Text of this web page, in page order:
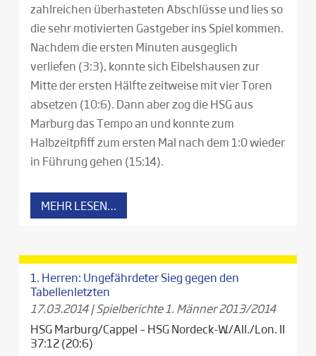
zahlreichen überhasteten Abschlüsse und lies so
die sehr motivierten Gastgeber ins Spiel kommen.
Nachdem die ersten Minuten ausgeglich
verliefen (3:3), konnte sich Eibelshausen zur
Mitte der ersten Hälfte zeitweise mit vier Toren
absetzen (10:6). Dann aber zog die HSG aus
Marburg das Tempo an und konnte zum
Halbzeitpfiff zum ersten Mal nach dem 1:0 wieder
in Führung gehen (15:14).
MEHR LESEN…
1. Herren: Ungefährdeter Sieg gegen den
Tabellenletzten
17.03.2014|Spielberichte 1. Männer 2013/2014
HSG Marburg/Cappel – HSG Nordeck-W./All./Lon. II
37:12 (20:6)